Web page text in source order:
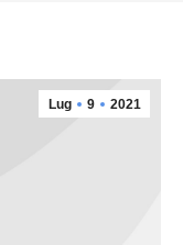
Lug 9 2021